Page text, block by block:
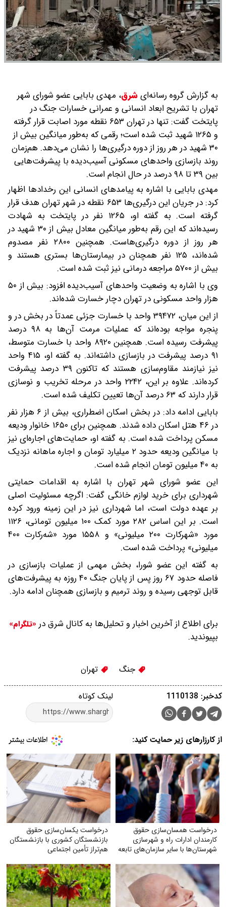
به گزارش گروه رسانه‌ایشرق، مهدی بابایی عضو شورای شهر
تهران با تشریح ابعاد انسانی و عمرانی خسارات جنگ در
پایتخت گفت: تنها در تهران ۶۵۳ نقطه مورد اصابت قرار گرفته
و ۱۲۶۵ شهید ثبت شده است؛ رقمی که به‌طور میانگین بیش از
۳۰ شهید در هر روز از دوره درگیری‌ها را نشان می‌دهد. هم‌زمان
روند بازسازی واحدهای مسکونی آسیب‌دیده با پیشرفت‌هایی
بین ۳۹ تا ۹۸ درصد در حال انجام است.
مهدی بابایی با اشاره به پیامدهای انسانی این رخدادها اظهار
کرد: در جریان این درگیری‌ها ۶۵۳ نقطه در شهر تهران هدف قرار
گرفته است. به گفته او، ۱۲۶۵ نفر در پایتخت به شهادت
رسیده‌اند که این رقم به‌طور میانگین معادل بیش از ۳۰ شهید در
هر روز از دوره درگیری‌هاست. همچنین ۲۸۰۰ نفر مصدوم
شده‌اند، ۱۲۵ نفر همچنان در بیمارستان‌ها بستری هستند و
بیش از ۵۷۰۰ مراجعه درمانی نیز ثبت شده است.
وی با اشاره به وضعیت واحدهای آسیب‌دیده افزود: بیش از ۵۰
هزار واحد مسکونی در تهران دچار خسارت شده‌اند.
از این میان، ۳۹۴۷۲ واحد با خسارت جزئی عمدتاً در بخش در و
پنجره مواجه بوده‌اند که عملیات مرمت آن‌ها به ۹۸ درصد
پیشرفت رسیده است. همچنین ۸۹۲۰ واحد با خسارت متوسط،
۹۱ درصد پیشرفت در بازسازی داشته‌اند. به گفته او، ۴۱۵ واحد
نیز نیازمند مقاوم‌سازی هستند که تاکنون ۳۹ درصد پیشرفت
کرده‌اند. علاوه بر این، ۲۲۴۲ واحد در مرحله تخریب و نوسازی
قرار دارند که ۶۳ درصد آن‌ها تعیین تکلیف شده است.
بابایی ادامه داد: در بخش اسکان اضطراری، بیش از ۶ هزار نفر
در ۴۶ هتل اسکان داده شدند. همچنین برای ۱۶۵۰ خانوار ودیعه
مسکن پرداخت شده است. به گفته او، حمایت‌های اجاره‌ای نیز
با میانگین ودیعه حدود ۲ میلیارد تومان و اجاره ماهانه نزدیک
به ۴۰ میلیون تومان انجام شده است.
این عضو شورای شهر تهران با اشاره به اقدامات حمایتی
شهرداری برای خرید لوازم خانگی گفت: اگرچه مسئولیت اصلی
بر عهده دولت است، اما شهرداری نیز در این زمینه ورود کرده
است. بر این اساس ۲۸۲ مورد کمک ۱۰۰ میلیون تومانی، ۱۱۲۶
مورد «شهرکارت ۲۰۰ میلیونی» و ۱۵۵۸ مورد «شه‌رکارت ۴۰۰
میلیونی» پرداخت شده است.
به گفته این عضو شورا، بخش مهمی از عملیات بازسازی در
فاصله حدود ۶۷ روز پس از پایان جنگ ۴۰ روزه به پیشرفت‌های
قابل توجهی رسیده و روند ترمیم و بازسازی همچنان ادامه دارد.
برای اطلاع از آخرین اخبار و تحلیل‌ها به کانال شرق در «تلگرام»
بپیوندید.
جنگ تهران
لینک کوتاه کدخبر: 1110138
از کارزارهای زیر حمایت کنید:
درخواست همسان‌سازی حقوق
کارمندان ادارات راه و شهرسازی
شهرستان‌ها با سایر سازمان‌های تابعه
درخواست یکسان‌سازی حقوق
بازنشستگان کشوری با بازنشستگان
هم‌تراز تأمین اجتماعی